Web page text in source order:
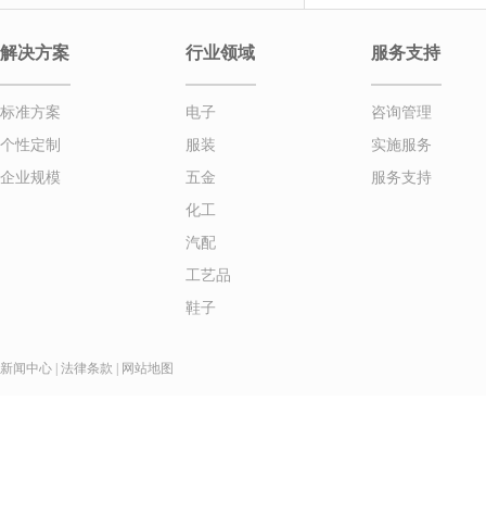
解决方案
标准方案
个性定制
企业规模
行业领域
电子
服装
五金
化工
汽配
工艺品
鞋子
服务支持
咨询管理
实施服务
服务支持
新闻中心 法律条款 网站地图